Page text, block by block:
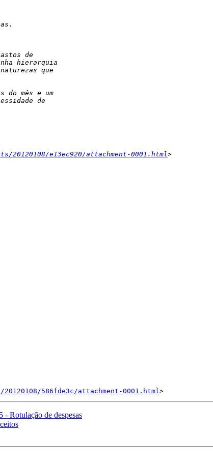
e13ec920/attachment-0001.html
586fde3c/attachment-0001.html
- Rotulação de despesas